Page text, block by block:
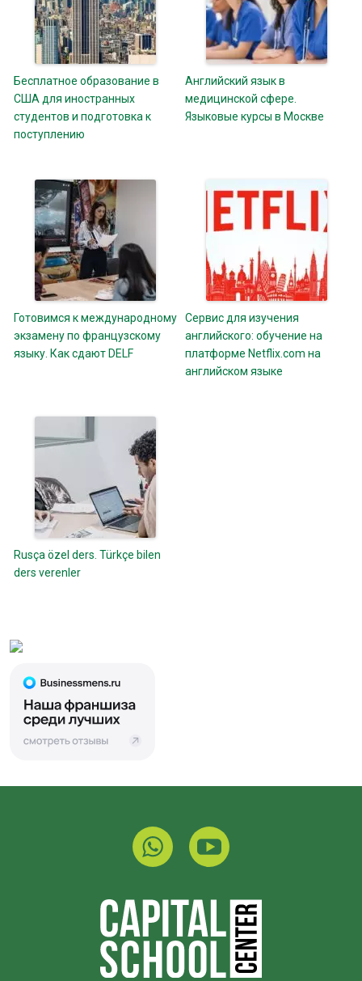
Бесплатное образование в
США для иностранных
студентов и подготовка к
поступлению
Английский язык в
медицинской сфере.
Языковые курсы в Москве
Готовимся к международному
экзамену по французскому
языку. Как сдают DELF
Сервис для изучения
английского: обучение на
платформе Netflix.com на
английском языке
Rusça özel ders. Türkçe bilen
ders verenler